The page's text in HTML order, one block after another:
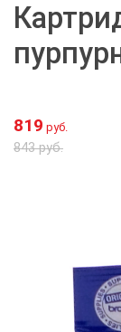
819 руб.
843 руб.